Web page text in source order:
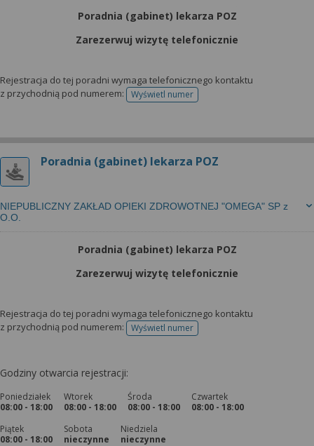
Poradnia (gabinet) lekarza POZ
Zarezerwuj wizytę telefonicznie
Rejestracja do tej poradni wymaga telefonicznego kontaktu
z przychodnią pod numerem:
Wyświetl numertelefonu do rejestracji
Poradnia (gabinet) lekarza POZ
NIEPUBLICZNY ZAKŁAD OPIEKI ZDROWOTNEJ "OMEGA" SP z
O.O.
Poradnia (gabinet) lekarza POZ
Zarezerwuj wizytę telefonicznie
Rejestracja do tej poradni wymaga telefonicznego kontaktu
z przychodnią pod numerem:
Wyświetl numertelefonu do rejestracji
Godziny otwarcia rejestracji:
Poniedziałek
08:00 - 18:00
Wtorek
08:00 - 18:00
Środa
08:00 - 18:00
Czwartek
08:00 - 18:00
Piątek
08:00 - 18:00
Sobota
nieczynne
Niedziela
nieczynne